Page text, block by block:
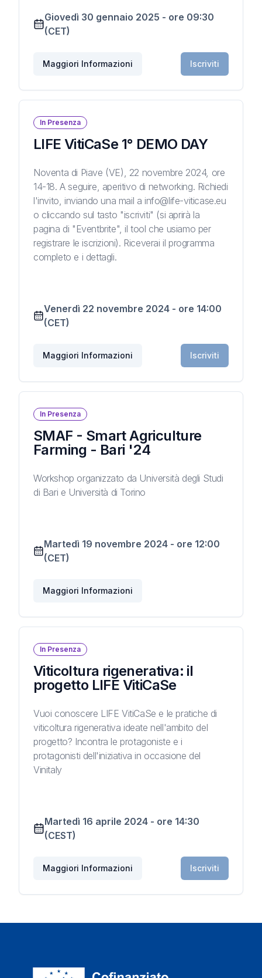
Giovedì 30 gennaio 2025 - ore 09:30
(CET)
Maggiori Informazioni Iscriviti
In Presenza
LIFE VitiCaSe 1° DEMO DAY
Noventa di Piave (VE), 22 novembre 2024, ore
14-18. A seguire, aperitivo di networking. Richiedi
l'invito, inviando una mail a info@life-viticase.eu
o cliccando sul tasto "iscriviti" (si aprirà la
pagina di "Eventbrite", il tool che usiamo per
registrare le iscrizioni). Riceverai il programma
completo e i dettagli.
Venerdì 22 novembre 2024- ore 14:00
(CET)
Maggiori Informazioni Iscriviti
In Presenza
SMAF - Smart Agriculture
Farming - Bari '24
Workshop organizzato da Università degli Studi
di Bari e Università di Torino
Martedì 19 novembre 2024 - ore 12:00
(CET)
Maggiori Informazioni
In Presenza
Viticoltura rigenerativa: il
progetto LIFE VitiCaSe
Vuoi conoscere LIFE VitiCaSe e le pratiche di
viticoltura rigenerativa ideate nell'ambito del
progetto? Incontra le protagoniste e i
protagonisti dell'iniziativa in occasione del
Vinitaly
Martedì 16 aprile 2024 - ore 14:30
(CEST)
Maggiori Informazioni Iscriviti